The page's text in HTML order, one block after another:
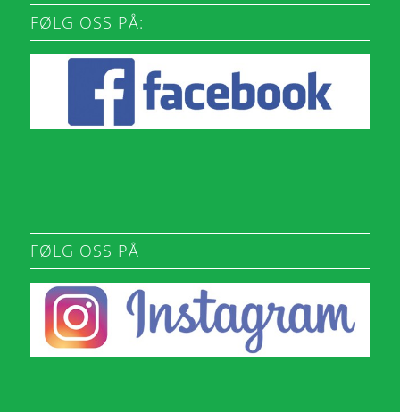
FØLG OSS PÅ:
FØLG OSS PÅ